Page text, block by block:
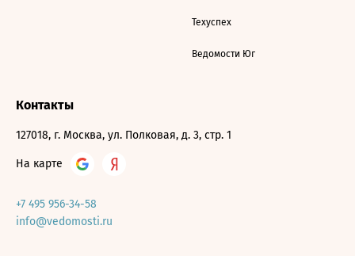
Техуспех
Ведомости Юг
Контакты
127018, г. Москва, ул. Полковая, д. 3, стр. 1
На карте
+7 495 956-34-58
info@vedomosti.ru